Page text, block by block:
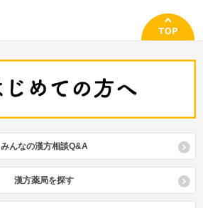
みんなの漢方相談Q&A
漢方薬局を探す